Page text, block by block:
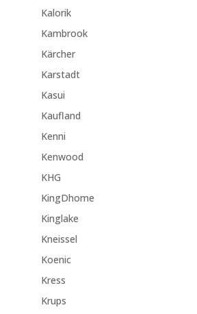
Kalorik
Kambrook
Kärcher
Karstadt
Kasui
Kaufland
Kenni
Kenwood
KHG
KingDhome
Kinglake
Kneissel
Koenic
Kress
Krups